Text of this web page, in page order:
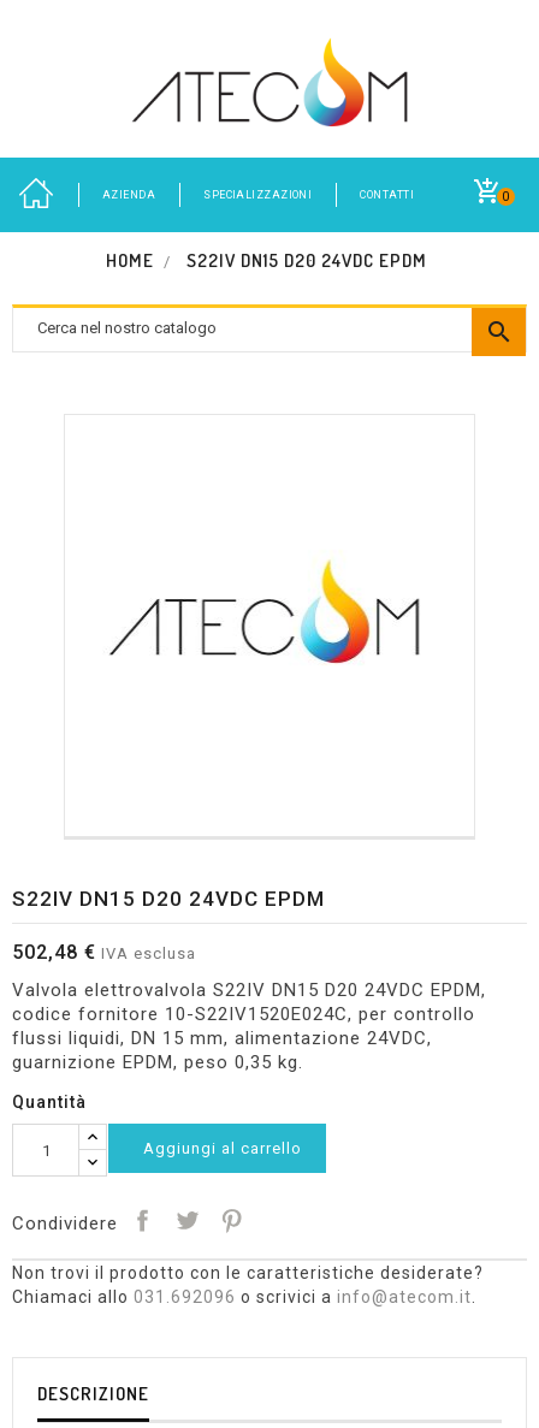
0
AZIENDA SPECIALIZZAZIONI CONTATTI
HOME S22IV DN15 D20 24VDC EPDM

S22IV DN15 D20 24VDC EPDM
502,48 € IVA esclusa
Valvola elettrovalvola S22IV DN15 D20 24VDC EPDM,
codice fornitore 10-S22IV1520E024C, per controllo
flussi liquidi, DN 15 mm, alimentazione 24VDC,
guarnizione EPDM, peso 0,35 kg.
Quantità
Aggiungi al carrello
Condividere
Non trovi il prodotto con le caratteristiche desiderate?
Chiamaci allo 031.692096 o scrivici a info@atecom.it
DESCRIZIONE